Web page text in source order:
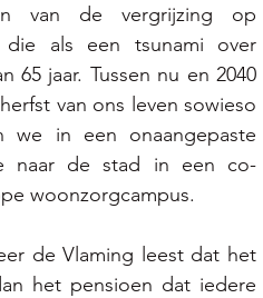
van de vergrijzing op
die als een tsunami over
65 jaar. Tussen nu en 2040
van ons leven sowieso
we in een onaangepaste
naar de stad in een co-
woonzorgcampus.
de Vlaming leest dat het
het pensioen dat iedere